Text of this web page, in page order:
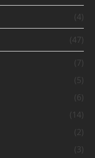
(4)
(47)
(7)
(5)
(6)
(14)
(2)
(3)